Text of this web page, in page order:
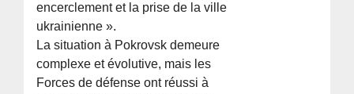
encerclement et la prise de la ville
ukrainienne ».
La situation à Pokrovsk demeure
complexe et évolutive, mais les
Forces de défense ont réussi à